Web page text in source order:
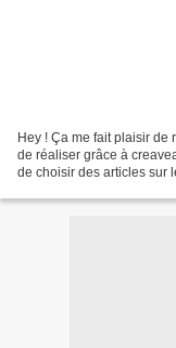
Hey ! Ça me fait plaisir de
de réaliser grâce à
de choisir des articles sur